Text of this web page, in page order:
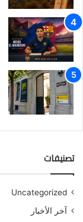
تصنيفات
Uncategorized
آخر الأخبار